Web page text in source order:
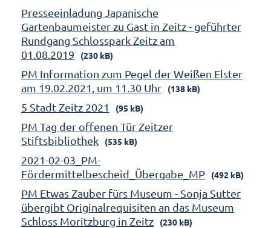
Presseeinladung Japanische
Gartenbaumeister zu Gast in Zeitz - geführter
Rundgang Schlosspark Zeitz am
01.08.2019
(230 kB)
PM Information zum Pegel der Weißen Elster
am 19.02.2021, um 11.30 Uhr
(138 kB)
5 Stadt Zeitz 2021 (95 kB)
PM Tag der offenen Tür Zeitzer
Stiftsbibliothek
(535 kB)
2021-02-03_PM-
Fördermittelbescheid_Übergabe_MP
(492 kB)
PM Etwas Zauber fürs Museum - Sonja Sutter
übergibt Originalrequisiten an das Museum
Schloss Moritzburg in Zeitz
(230 kB)